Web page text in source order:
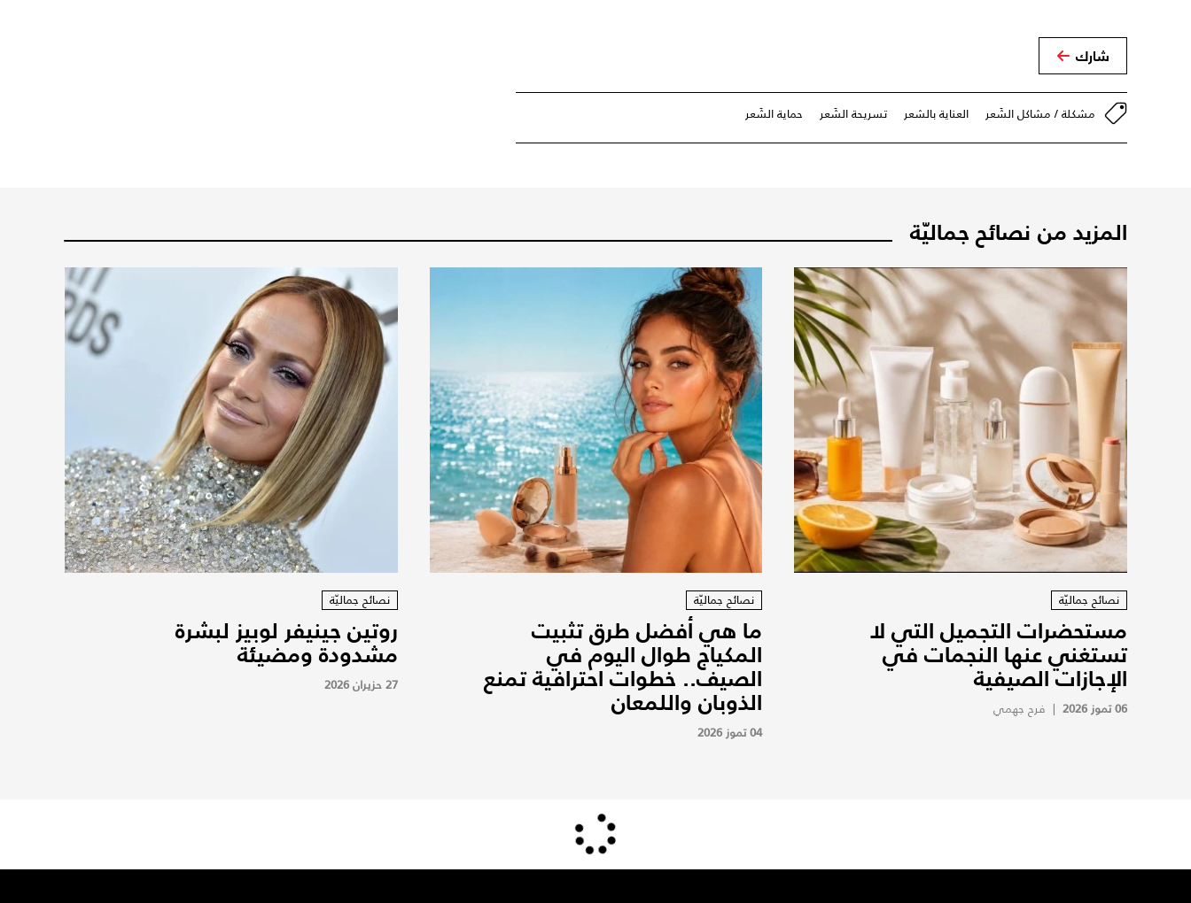
شارك
مشكلة / مشاكل الشَعر العناية بالشعر تسريحة الشَعر حماية الشَعر
المزيد من نصائح جماليّة
نصائح جماليّة
مستحضرات التجميل التي لا
تستغني عنها النجمات في
الإجازات الصيفية
06 تموز 2026 | فرح جهمي
نصائح جماليّة
ما هي أفضل طرق تثبيت
المكياج طوال اليوم في
الصيف.. خطوات احترافية تمنع
الذوبان واللمعان
04 تموز 2026
نصائح جماليّة
روتين جينيفر لوبيز لبشرة
مشدودة ومضيئة
27 حزيران 2026